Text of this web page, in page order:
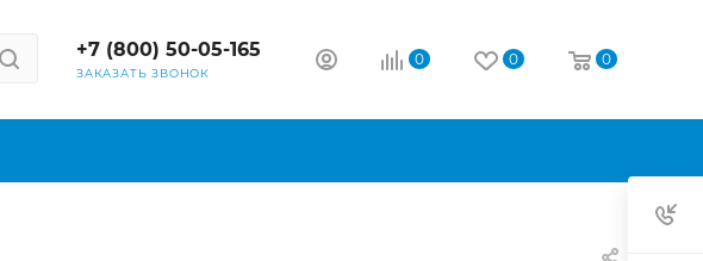
+7 (800) 50-05-165
ЗАКАЗАТЬ ЗВОНОК
0 0 0